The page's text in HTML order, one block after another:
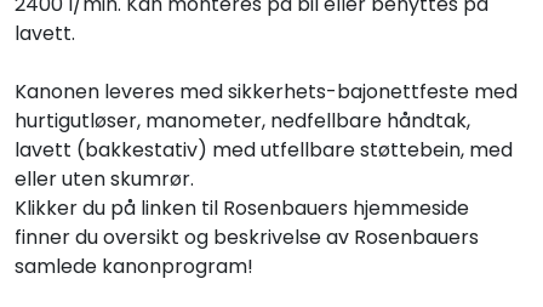
lavett.
Kanonen leveres med sikkerhets-bajonettfeste med
hurtigutløser, manometer, nedfellbare håndtak,
lavett (bakkestativ) med utfellbare støttebein, med
eller uten skumrør.
Klikker du på linken til Rosenbauers hjemmeside
finner du oversikt og beskrivelse av Rosenbauers
samlede kanonprogram!